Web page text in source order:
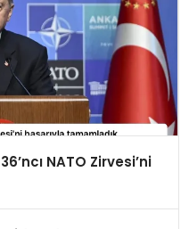
NATO Zirvesi’ni